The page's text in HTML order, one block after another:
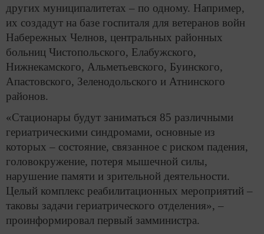
других муниципалитетах – по одному. Например,
их создадут на базе госпиталя для ветеранов войн
Набережных Челнов, центральных районных
больниц Чистопольского, Елабужского,
Нижнекамского, Альметьевского, Буинского,
Апастовского, Зеленодольского и Атнинского
районов.
«Стационары будут заниматься 85 различными
гериатрическими синдромами, основные из
которых – состояние, связанное с риском падения,
головокружение, потеря мышечной силы,
нарушение памяти и зрительной деятельности.
Целый комплекс реабилитационных мероприятий –
таковы задачи гериатрического отделения», –
проинформировал первый замминистра.